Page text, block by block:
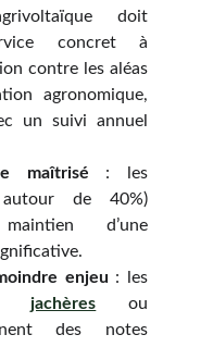
doit
concret à
contre les aléas
agronomique,
un suivi annuel
maîtrisé : les
de 40%)
d’une
enjeu : les
jachères ou
des notes